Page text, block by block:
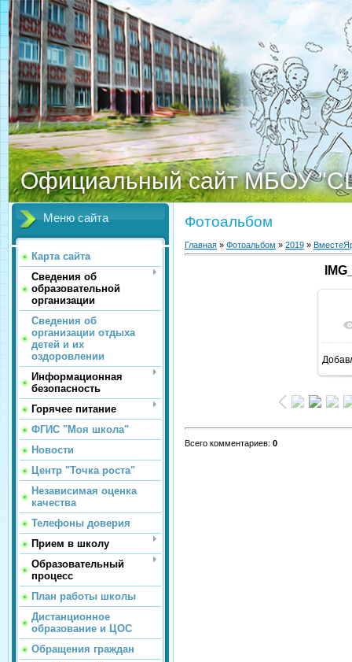
Официальный сайт МБОУ
Меню сайта
Карта сайта
Сведения об
образовательной
организации
Сведения об
организации отдыха
детей и их
оздоровлении
Информационная
безопасность
Горячее питание
ФГИС "Моя школа"
Новости
Центр "Точка роста"
Независимая оценка
качества
Телефоны доверия
Прием в школу
Образовательный
процесс
План работы школы
Дистанционное
образование и ЦОС
Обращения граждан
Фотоальбом
Главная » Фотоальбом » 2019 »
Всего комментариев: 0